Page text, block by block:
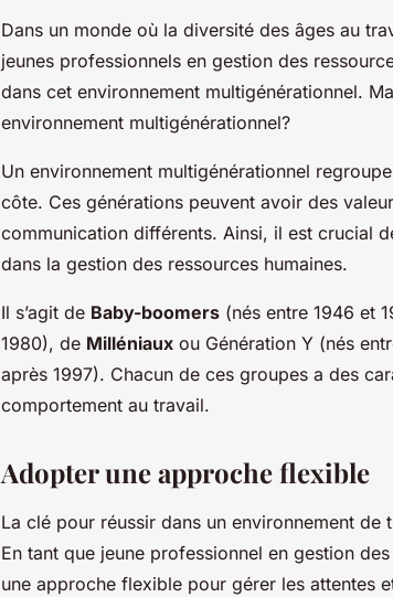
Dans un monde où la diversité des âges au
jeunes professionnels en gestion des
dans cet environnement multigénérationnel.
environnement multigénérationnel?
Un environnement multigénérationnel
côte. Ces générations peuvent avoir des
communication différents. Ainsi, il est crucial
dans la gestion des ressources humaines.
Il s’agit de Baby-boomers (nés entre 1946 et
1980), de Milléniaux ou Génération Y (nés
après 1997). Chacun de ces groupes a des
comportement au travail.
Adopter une approche flexible
La clé pour réussir dans un environnement de
En tant que jeune professionnel en gestion
une approche flexible pour gérer les attentes